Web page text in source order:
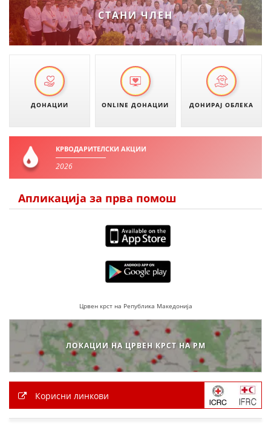
ПОДГОТВЕНОСТ И ДЕЈСТВО ПРИ КАТАСТРОФИ
ТИМОВИ НА ООЦК ОХРИД
ОДНОСИ СО ЈАВНОСТ
ИСТРАЖУВАЊЕ НА ЈАВНО МИСЛЕЊЕ
КРВОДАРИТЕЛСТВО
МЕНАЏМЕНТ НА ВОЛОНТЕРИ
ЗА НАС
ДЕЈСТВУВАЊЕ
СТАНИ ЧЛЕН
ДОНАЦИИ ONLINE ДОНАЦИИ ДОНИРАЈ ОБЛЕКА
КРВОДАРИТЕЛСКИ АКЦИИ
2026
Апликација за прва помош
Црвен крст на Република Македонија
ЛОКАЦИИ НА ЦРВЕН КРСТ НА РМ
Корисни линкови